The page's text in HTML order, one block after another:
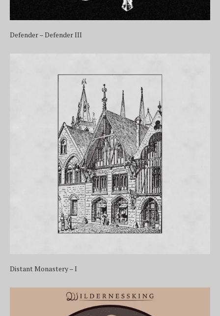
Defender – Defender III
Distant Monastery – I